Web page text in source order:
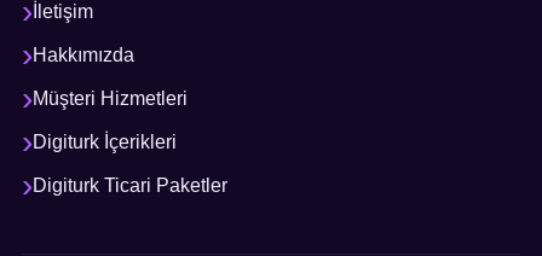
İletişim
Hakkımızda
Müşteri Hizmetleri
Digiturk İçerikleri
Digiturk Ticari Paketler